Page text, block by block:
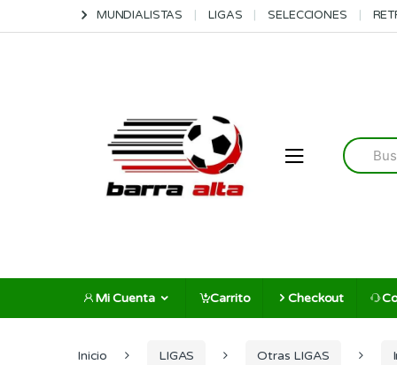
to
to
MUNDIALISTAS LIGAS SELECCIONES
Search
for:
Mi Cuenta Carrito Checkout
Inicio LIGAS Otras LIGAS